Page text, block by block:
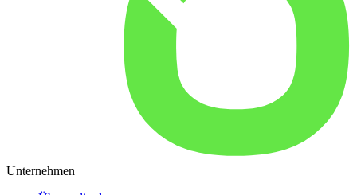
Unternehmen